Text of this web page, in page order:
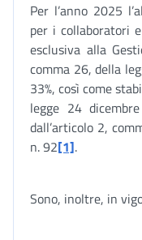
Per l’anno 2025
per i collaboratori
esclusiva alla
comma 26, della
33%, così come
legge 24
dall’articolo 2,
n. 92[1].
Sono, inoltre, in